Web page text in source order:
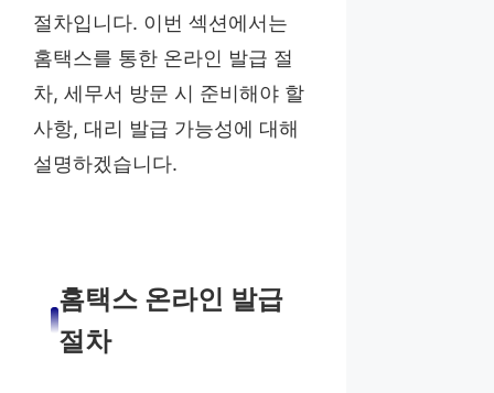
절차입니다. 이번 섹션에서는
홈택스를 통한 온라인 발급 절
차, 세무서 방문 시 준비해야 할
사항, 대리 발급 가능성에 대해
설명하겠습니다.
홈택스 온라인 발급
절차